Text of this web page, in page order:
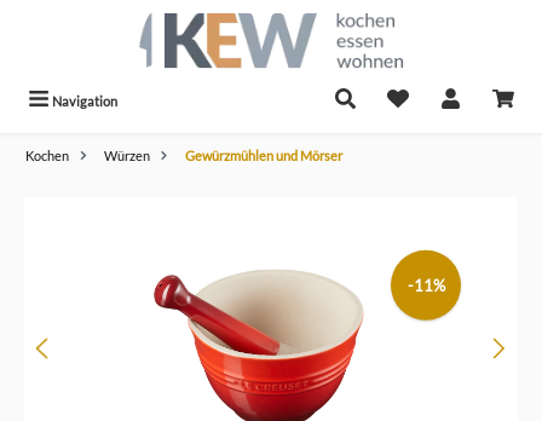
Navigation
Kochen Würzen Gewürzmühlen und Mörser
-11%